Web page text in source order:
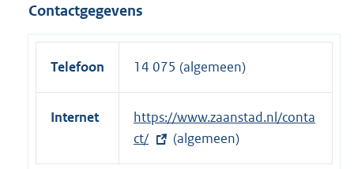
Contactgegevens
Telefoon 14 075 (algemeen)
Internet
E
x
t
https://www.zaanstad.nl/conta
ct/
(algemeen)